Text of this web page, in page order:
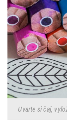
Uvarte si čaj,